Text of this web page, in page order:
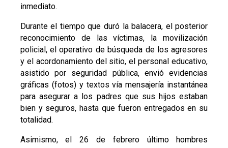
inmediato.
Durante el tiempo que duró la balacera, el posterior
reconocimiento de las víctimas, la movilización
policial, el operativo de búsqueda de los agresores
y el acordonamiento del sitio, el personal educativo,
asistido por seguridad pública, envió evidencias
gráficas (fotos) y textos vía mensajería instantánea
para asegurar a los padres que sus hijos estaban
bien y seguros, hasta que fueron entregados en su
totalidad.
Asimismo, el 26 de febrero último hombres